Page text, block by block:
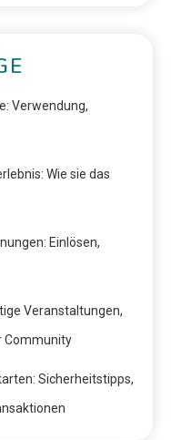
Verwendung,
Wie sie das
Einlösen,
Veranstaltungen,
Community
Sicherheitstipps,